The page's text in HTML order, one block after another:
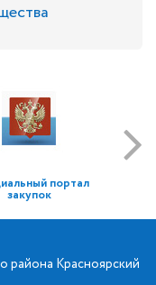
портал
закупок
района Красноярский